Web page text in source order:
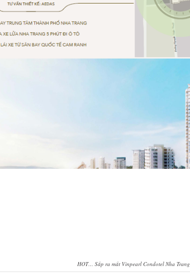
HOT… Sắp ra mắt Vinpearl Condotel Nha Trang